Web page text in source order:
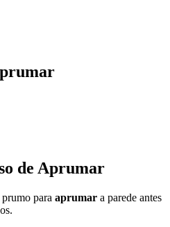
de Aprumar
para aprumar a parede antes